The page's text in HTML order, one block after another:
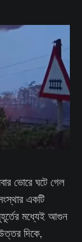
ভোরে ঘটে গেল
একটি
মধ্যেই আগুন
দিকে,